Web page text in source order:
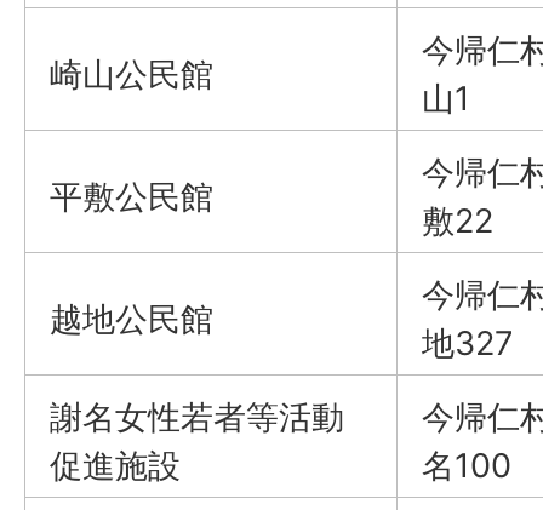
崎山公民館
今帰仁
山1
平敷公民館
今帰仁
敷22
越地公民館
今帰仁
地327
謝名女性若者等活動
促進施設
今帰仁
名100